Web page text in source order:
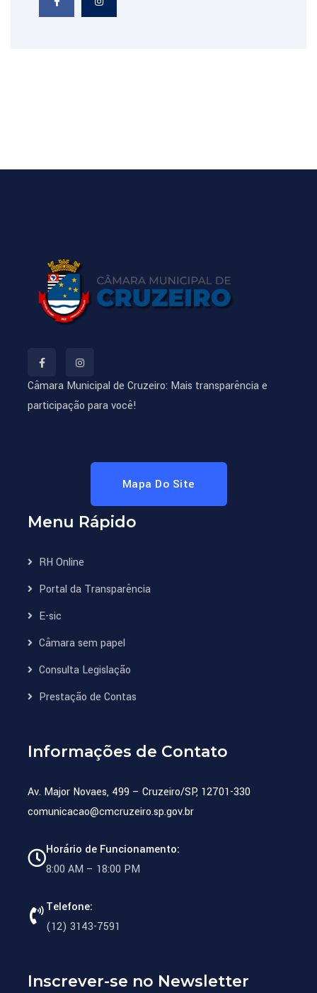
Câmara Municipal de Cruzeiro: Mais transparência e
participação para você!
Mapa Do Site
Menu Rápido
RH Online
Portal da Transparência
E-sic
Câmara sem papel
Consulta Legislação
Prestação de Contas
Informações de Contato
Av. Major Novaes, 499 – Cruzeiro/SP, 12701-330
comunicacao@cmcruzeiro.sp.gov.br
Horário de Funcionamento:
8:00 AM – 18:00 PM
Telefone:
(12) 3143-7591
Inscrever-se no Newsletter